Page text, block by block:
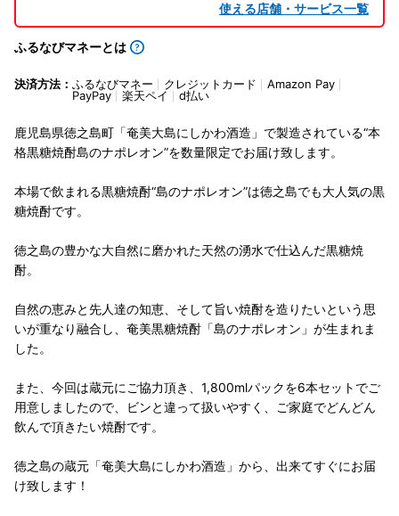
使える店舗・サービス一覧
ふるなびマネーとは
決済方法： ふるなびマネー クレジットカード
Amazon Pay
PayPay
楽天ペイ d払い
鹿児島県徳之島町「奄美大島にしかわ酒造」で製造されている“本
格黒糖焼酎島のナポレオン”を数量限定でお届け致します。
本場で飲まれる黒糖焼酎“島のナポレオン”は徳之島でも大人気の黒
糖焼酎です。
徳之島の豊かな大自然に磨かれた天然の湧水で仕込んだ黒糖焼
酎。
自然の恵みと先人達の知恵、そして旨い焼酎を造りたいという思
いが重なり融合し、奄美黒糖焼酎「島のナポレオン」が生まれま
した。
また、今回は蔵元にご協力頂き、1,800mlパックを6本セットでご
用意しましたので、ビンと違って扱いやすく、ご家庭でどんどん
飲んで頂きたい焼酎です。
徳之島の蔵元「奄美大島にしかわ酒造」から、出来てすぐにお届
け致します！